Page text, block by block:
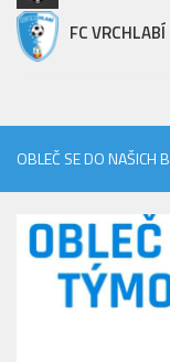
FC VRCHLABÍ
OBLEČ SE DO NAŠICH